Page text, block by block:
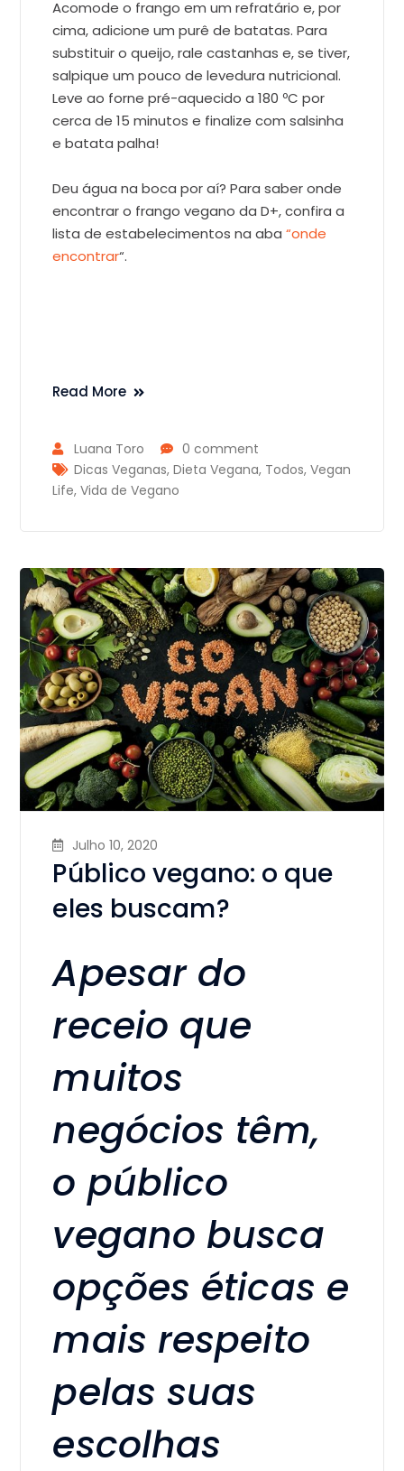
Acomode o frango em um refratário e, por
cima, adicione um purê de batatas. Para
substituir o queijo, rale castanhas e, se tiver,
salpique um pouco de levedura nutricional.
Leve ao forne pré-aquecido a 180 ºC por
cerca de 15 minutos e finalize com salsinha
e batata palha!
Deu água na boca por aí? Para saber onde
encontrar o frango vegano da D+, confira a
lista de estabelecimentos na aba“onde
encontrar“.
Read More
Luana Toro
0 comment
Dicas Veganas,Dieta Vegana, Todos,Vegan
Life,Vida de Vegano
Julho 10, 2020
Público vegano: o que
eles buscam?
Apesar do
receio que
muitos
negócios têm,
o público
vegano busca
opções éticas e
mais respeito
pelas suas
escolhas